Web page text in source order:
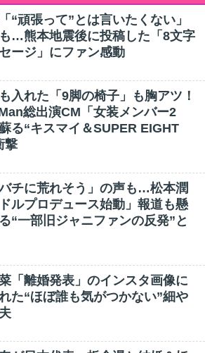
“頑張って”とは言いたくない」
…熊本地震後に投稿した「8文字
ージ」にファン感動
入れた「9脚の椅子」も胸アツ！
総出演CM「女装メンバー2
る“キスマイ＆SUPER EIGHT
撃
バチに荒れそう」の声も…松本潤
ドルプロデュース始動」報道も懸
“一部旧ジャニファンの反発”と
「離婚発表」のインスタ画像に
た“ほぼ誰も気がつかない”細や